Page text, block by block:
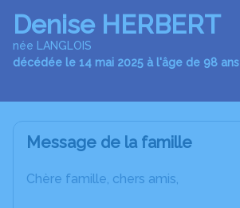
Denise HERBERT
née LANGLOIS
décédée le 14 mai 2025 à l'âge de 98 ans
Message de la famille
Chère famille, chers amis,